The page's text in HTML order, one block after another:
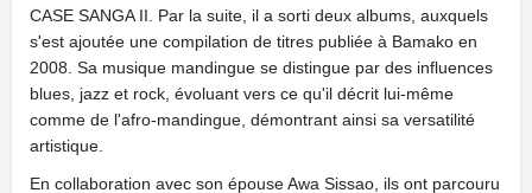
CASE SANGA II. Par la suite, il a sorti deux albums, auxquels
s'est ajoutée une compilation de titres publiée à Bamako en
2008. Sa musique mandingue se distingue par des influences
blues, jazz et rock, évoluant vers ce qu'il décrit lui-même
comme de l'afro-mandingue, démontrant ainsi sa versatilité
artistique.
En collaboration avec son épouse Awa Sissao, ils ont parcouru